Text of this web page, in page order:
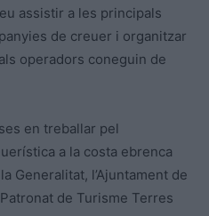
assistir a les principals
de creuer i organitzar
operadors coneguin de
en treballar pel
a la costa ebrenca
Generalitat, l’Ajuntament de
de Turisme Terres